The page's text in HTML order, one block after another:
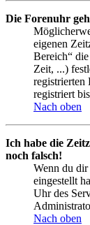
Die Forenuhr
eigenen
Bereich“
Zeit, ...)
registrierten
registriert
Nach oben
Ich habe die
noch falsch!
Wenn du
eingestellt
Uhr des
Nach oben